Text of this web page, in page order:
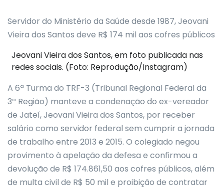
Servidor do Ministério da Saúde desde 1987, Jeovani
Vieira dos Santos deve R$ 174 mil aos cofres públicos
Jeovani Vieira dos Santos, em foto publicada nas
redes sociais. (Foto: Reprodução/Instagram)
A 6ª Turma do TRF-3 (Tribunal Regional Federal da
3ª Região) manteve a condenação do ex-vereador
de Jateí, Jeovani Vieira dos Santos, por receber
salário como servidor federal sem cumprir a jornada
de trabalho entre 2013 e 2015. O colegiado negou
provimento à apelação da defesa e confirmou a
devolução de R$ 174.861,50 aos cofres públicos, além
de multa civil de R$ 50 mil e proibição de contratar